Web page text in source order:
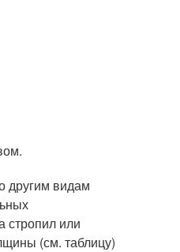
другим видам
стропил или
(см. таблицу)